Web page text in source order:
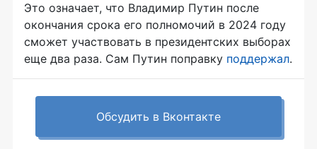
Это означает, что Владимир Путин после
окончания срока его полномочий в 2024 году
сможет участвовать в президентских выборах
еще два раза. Сам Путин поправку поддержал.
Обсудить в Вконтакте